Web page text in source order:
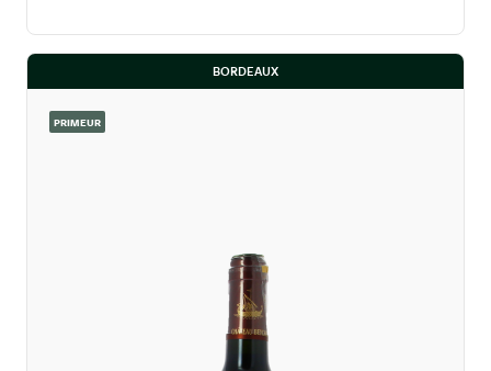
BORDEAUX
PRIMEUR